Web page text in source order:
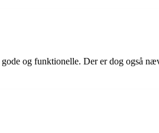
og funktionelle. Der er dog også